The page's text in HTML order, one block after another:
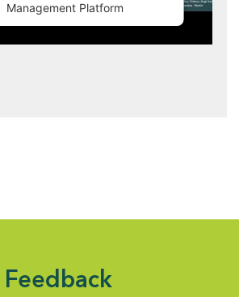
Management Platform
Feedback